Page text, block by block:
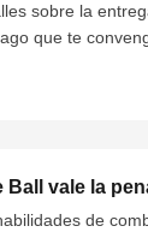
sobre la
que te
Ball vale la
de